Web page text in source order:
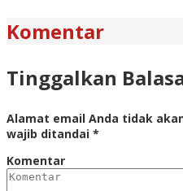
Komentar
Tinggalkan
Alamat email Anda tidak
wajib ditandai *
Komentar